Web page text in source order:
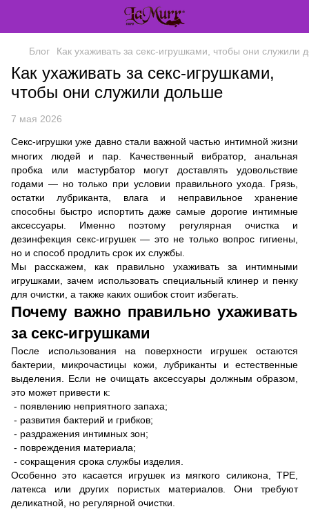
Блог Как ухаживать за секс-игрушками, чтобы они служили
Как ухаживать за секс-игрушками,
чтобы они служили дольше
7 мая 2026
Секс-игрушки уже давно стали важной частью интимной жизни
многих людей и пар. Качественный вибратор, анальная
пробка или мастурбатор могут доставлять удовольствие
годами — но только при условии правильного ухода. Грязь,
остатки лубриканта, влага и неправильное хранение
способны быстро испортить даже самые дорогие интимные
аксессуары. Именно поэтому регулярная очистка и
дезинфекция секс-игрушек — это не только вопрос гигиены,
но и способ продлить срок их службы.
Мы расскажем, как правильно ухаживать за интимными
игрушками, зачем использовать специальный клинер и пенку
для очистки, а также каких ошибок стоит избегать.
Почему важно правильно ухаживать
за секс-игрушками
После использования на поверхности игрушек остаются
бактерии, микрочастицы кожи, лубриканты и естественные
выделения. Если не очищать аксессуары должным образом,
это может привести к:
- появлению неприятного запаха;
- развития бактерий и грибков;
- раздражения интимных зон;
- повреждения материала;
- сокращения срока службы изделия.
Особенно это касается игрушек из мягкого силикона, TPE,
латекса или других пористых материалов. Они требуют
деликатной, но регулярной очистки.